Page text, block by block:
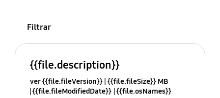
Filtrar
{{file.description}}
ver {{file.fileVersion}} {{file.fileSize}} MB
{{file.fileModifiedDate}} {{file.osNames}}